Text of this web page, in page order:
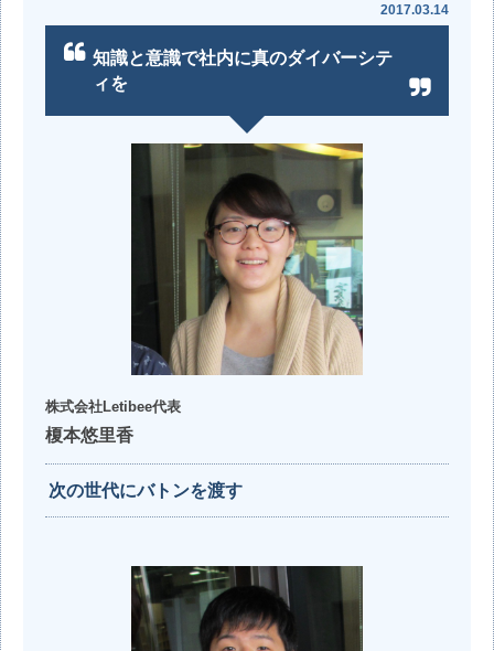
2017.03.14
知識と意識で社内に真のダイバーシテ
ィを
株式会社Letibee代表
榎本悠里香
次の世代にバトンを渡す